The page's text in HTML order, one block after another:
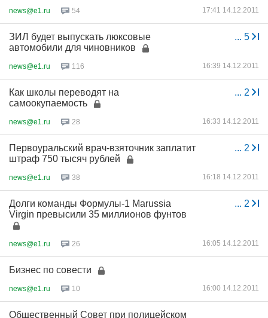
news@e1.ru 54 17:41 14.12.2011
... 5
ЗИЛ будет выпускать люксовые
автомобили для чиновников
news@e1.ru 116 16:39 14.12.2011
... 2
Как школы переводят на
самоокупаемость
news@e1.ru 28 16:33 14.12.2011
... 2
Первоуральский врач-взяточник заплатит
штраф 750 тысяч рублей
news@e1.ru 38 16:18 14.12.2011
... 2
Долги команды Формулы-1 Marussia
Virgin превысили 35 миллионов фунтов
news@e1.ru 26 16:05 14.12.2011
Бизнес по совести
news@e1.ru 10 16:00 14.12.2011
Общественный Совет при полицейском